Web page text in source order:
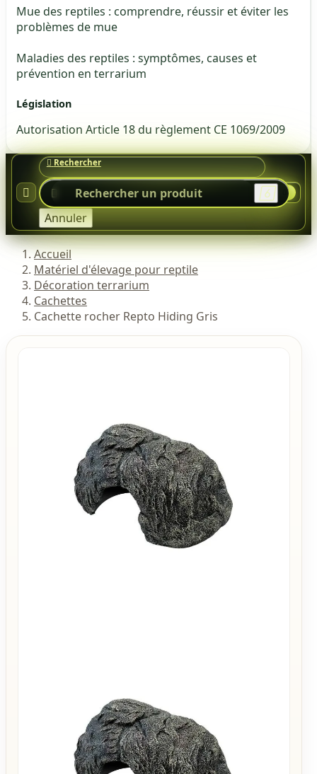
Mue des reptiles : comprendre, réussir et éviter les
problèmes de mue
Maladies des reptiles : symptômes, causes et
prévention en terrarium
Législation
Autorisation Article 18 du règlement CE 1069/2009



Annuler

Accueil
Matériel d'élevage pour reptile
Décoration terrarium
Cachettes
Cachette rocher Repto Hiding Gris